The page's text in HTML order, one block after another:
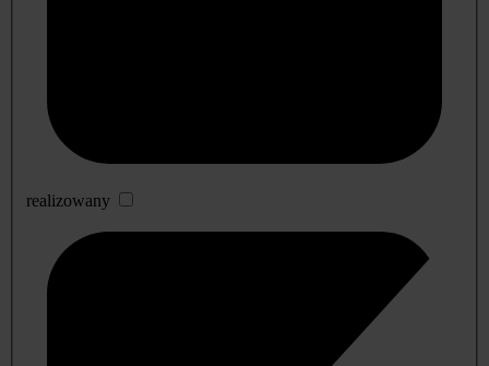
realizowany